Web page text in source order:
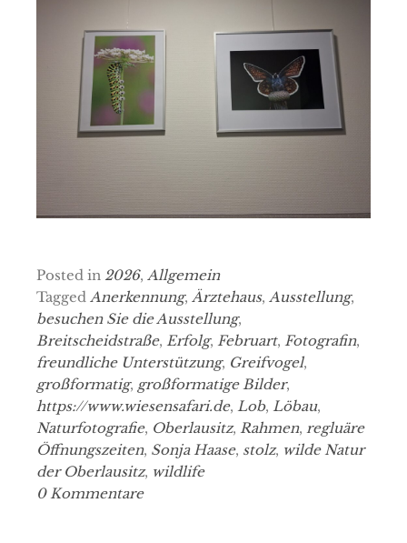
Posted in 2026, Allgemein
Tagged Anerkennung, Ärztehaus, Ausstellung,
besuchen Sie die Ausstellung,
Breitscheidstraße, Erfolg, Februart, Fotografin,
freundliche Unterstützung, Greifvogel,
großformatig, großformatige Bilder,
https://www.wiesensafari.de, Lob, Löbau,
Naturfotografie, Oberlausitz, Rahmen, regluäre
Öffnungszeiten, Sonja Haase, stolz, wilde Natur
der Oberlausitz, wildlife
0 Kommentare